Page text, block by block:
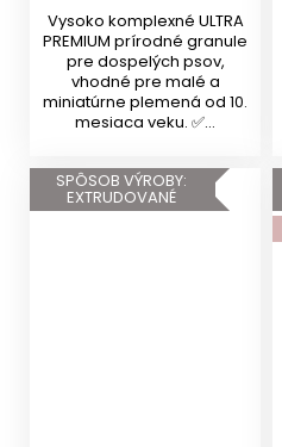
Vysoko komplexné ULTRA
PREMIUM prírodné granule
pre dospelých psov,
vhodné pre malé a
miniatúrne plemená od 10.
mesiaca veku. ✅...
SPÔSOB VÝROBY:
EXTRUDOVANÉ